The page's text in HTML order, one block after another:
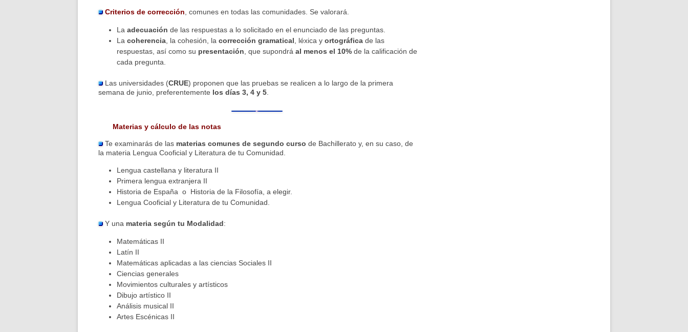
Criterios de corrección, comunes en todas las comunidades. Se valorará.
La adecuación de las respuestas a lo solicitado en el enunciado de las preguntas.
La coherencia , la cohesión, la corrección gramatical , léxica y ortográfica de las
respuestas, así como su presentación , que supondrá al menos el 10% de la calificación de
cada pregunta.
Las universidades (CRUE) proponen que las pruebas se realicen a lo largo de la primera
semana de junio, preferentemente los días 3, 4 y 5
Materias y cálculo de las notas
Te examinarás de las materias comunes de segundo curso de Bachillerato y, en su caso, de
la materia Lengua Cooficial y Literatura de tu Comunidad.
Lengua castellana y literatura II
Primera lengua extranjera II
Historia de España o Historia de la Filosofía, a elegir.
Lengua Cooficial y Literatura de tu Comunidad.
Y una materia según tu Modalidad:
Matemáticas II
Latín II
Matemáticas aplicadas a las ciencias Sociales II
Ciencias generales
Movimientos culturales y artísticos
Dibujo artístico II
Análisis musical II
Artes Escénicas II